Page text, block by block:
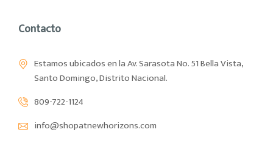
Contacto
Estamos ubicados en la Av. Sarasota No. 51 Bella Vista,
Santo Domingo, Distrito Nacional.
809-722-1124
info@shopatnewhorizons.com